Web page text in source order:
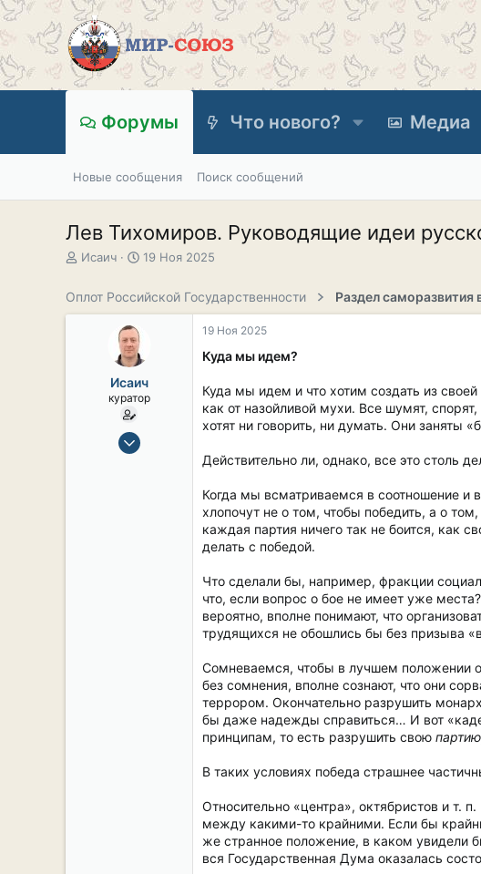
Форумы Что нового? Медиа
Новые сообщения Поиск сообщений
Лев Тихомиров. Руководящие идеи
А
о
Исаич
Д
а
л
а
19 Ноя 2025
Оплот Российской Государственности
Исаич
куратор
15 Сен 2019
19 Ноя 2025
Куда мы идем?
Куда мы идем и что хотим создать из
как от назойливой мухи. Все шумят,
хотят ни говорить, ни думать. Они
Действительно ли, однако, все это столь
Когда мы всматриваемся в соотношение
хлопочут не о том, чтобы победить, а о
каждая партия ничего так не боится, как
делать с победой.
Что сделали бы, например, фракции
что, если вопрос о бое не имеет уже
вероятно, вполне понимают, что
трудящихся не обошлись бы без призыва
Сомневаемся, чтобы в лучшем положении
без сомнения, вполне сознают, что они
террором. Окончательно разрушить
бы даже надежды справиться… И вот
принципам, то есть разрушить свою
В таких условиях победа страшнее
Относительно «центра», октябристов и т.
между какими-то крайними. Если бы
же странное положение, в каком увидели
вся Государственная Дума оказалась